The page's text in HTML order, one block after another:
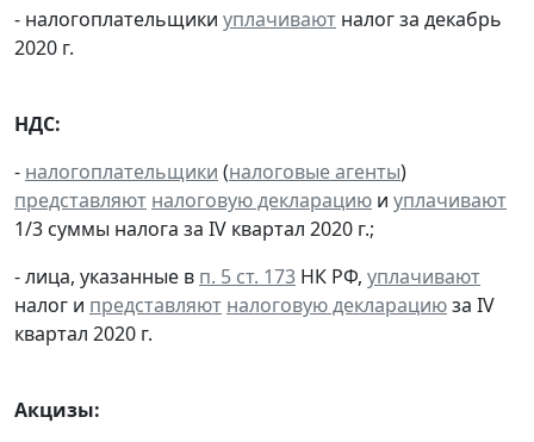
- налогоплательщики уплачивают налог за декабрь
2020 г.
НДС:
- налогоплательщики (налоговые агенты)
представляют налоговую декларацию и уплачивают
1/3 суммы налога за IV квартал 2020 г.;
- лица, указанные в п. 5 ст. 173 НК РФ, уплачивают
налог и представляют налоговую декларациюза IV
квартал 2020 г.
Акцизы: